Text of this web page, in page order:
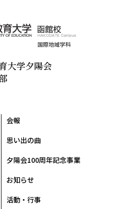
大学夕陽会
会報
思い出の曲
夕陽会100周年記念事業
お知らせ
活動・行事